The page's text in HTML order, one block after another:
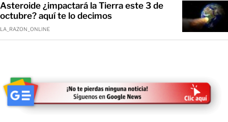
Asteroide ¿impactará la Tierra este 3 de
octubre? aquí te lo decimos
LA_RAZON_ONLINE